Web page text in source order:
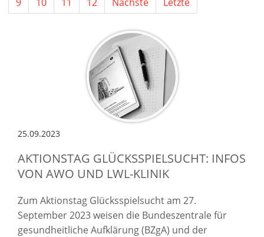
25.09.2023
AKTIONSTAG GLÜCKSSPIELSUCHT: INFOS
VON AWO UND LWL-KLINIK
Zum Aktionstag Glücksspielsucht am 27.
September 2023 weisen die Bundeszentrale für
gesundheitliche Aufklärung (BZgA) und der